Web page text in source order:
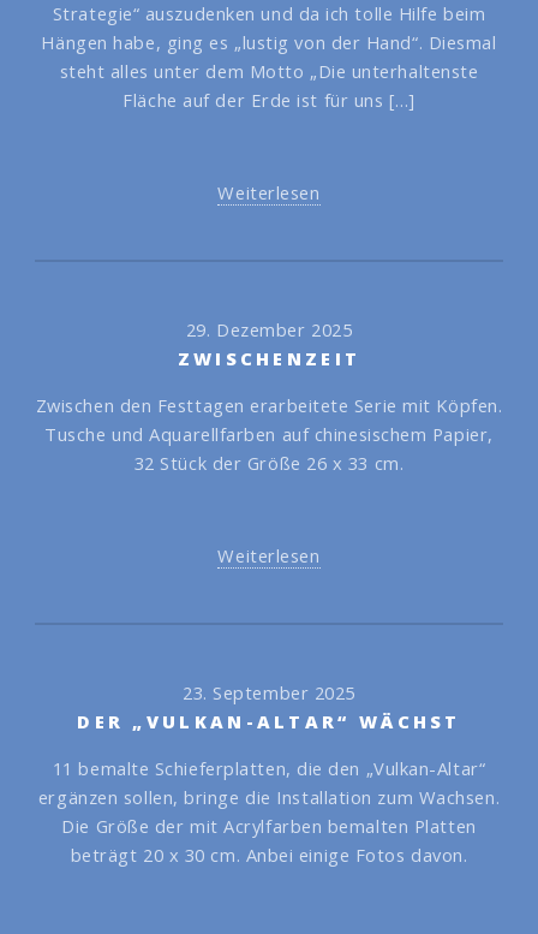
Strategie“ auszudenken und da ich tolle Hilfe beim
Hängen habe, ging es „lustig von der Hand“. Diesmal
steht alles unter dem Motto „Die unterhaltenste
Fläche auf der Erde ist für uns […]
Weiterlesen
29. Dezember 2025
ZWISCHENZEIT
Zwischen den Festtagen erarbeitete Serie mit Köpfen.
Tusche und Aquarellfarben auf chinesischem Papier,
32 Stück der Größe 26 x 33 cm.
Weiterlesen
23. September 2025
DER „VULKAN-ALTAR“ WÄCHST
11 bemalte Schieferplatten, die den „Vulkan-Altar“
ergänzen sollen, bringe die Installation zum Wachsen.
Die Größe der mit Acrylfarben bemalten Platten
beträgt 20 x 30 cm. Anbei einige Fotos davon.